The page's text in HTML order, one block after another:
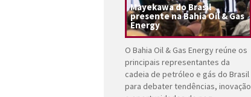
Mayekawa do Brasil
presente na Bahia Oil & Gas
Energy
O Bahia Oil & Gas Energy reúne os
principais representantes da
cadeia de petróleo e gás do Brasil
para debater tendências, inovação